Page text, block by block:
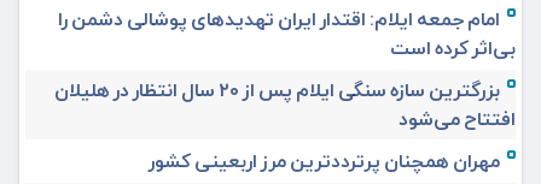
امام جمعه ایلام: اقتدار ایران تهدیدهای پوشالی دشمن را
بی‌اثر کرده است
بزرگترین سازه سنگی ایلام پس از ۲۰ سال انتظار در هلیلان
افتتاح می‌شود
مهران همچنان پرترددترین مرز اربعینی کشور